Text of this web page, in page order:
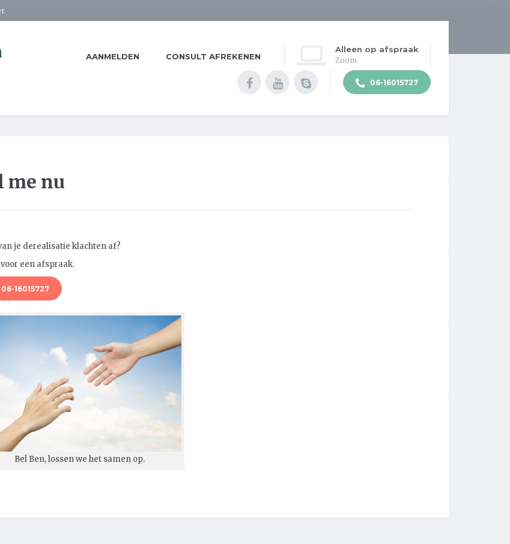
AANMELDEN CONSULT AFREKENEN
Alleen op afspraak
Zoom
06-16015727
me nu
je derealisatie klachten af?
een afspraak.
06-16015727
Bel Ben, lossen we het samen op.